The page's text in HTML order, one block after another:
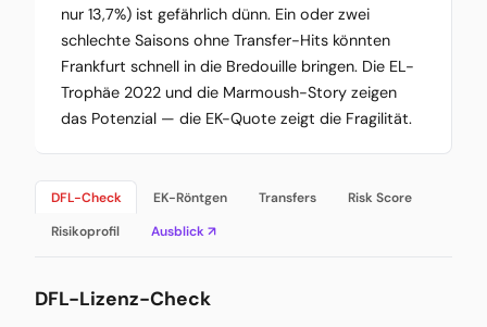
nur 13,7%) ist gefährlich dünn. Ein oder zwei
schlechte Saisons ohne Transfer-Hits könnten
Frankfurt schnell in die Bredouille bringen. Die EL-
Trophäe 2022 und die Marmoush-Story zeigen
das Potenzial — die EK-Quote zeigt die Fragilität.
DFL-Check EK-Röntgen Transfers
Risk Score
Risikoprofil
Ausblick ↗
DFL-Lizenz-Check